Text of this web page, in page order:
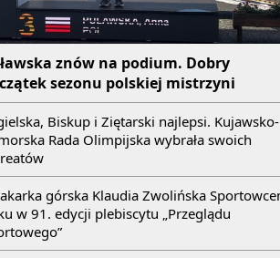
znów na podium. Dobry
sezonu polskiej mistrzyni
Biskup i Ziętarski najlepsi. Kujawsko-
Rada Olimpijska wybrała swoich
górska Klaudia Zwolińska
w 91. edycji plebiscytu „Przeglądu